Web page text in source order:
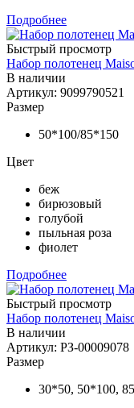
Подробнее
Быстрый просмотр
Набор полотенец
В наличии
Артикул: 9099790521
Размер
50*100/85*150
Цвет
беж
бирюзовый
голубой
пыльная роза
фиолет
Подробнее
Быстрый просмотр
Набор полотенец
В наличии
Артикул: РЗ-00009078
Размер
30*50, 50*100,